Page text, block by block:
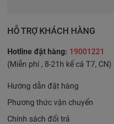
HỖ TRỢ KHÁCH HÀNG
Hotline đặt hàng: 19001221
(Miễn phí , 8-21h kể cả T7, CN)
Hướng dẫn đặt hàng
Phương thức vận chuyển
Chính sách đổi trả